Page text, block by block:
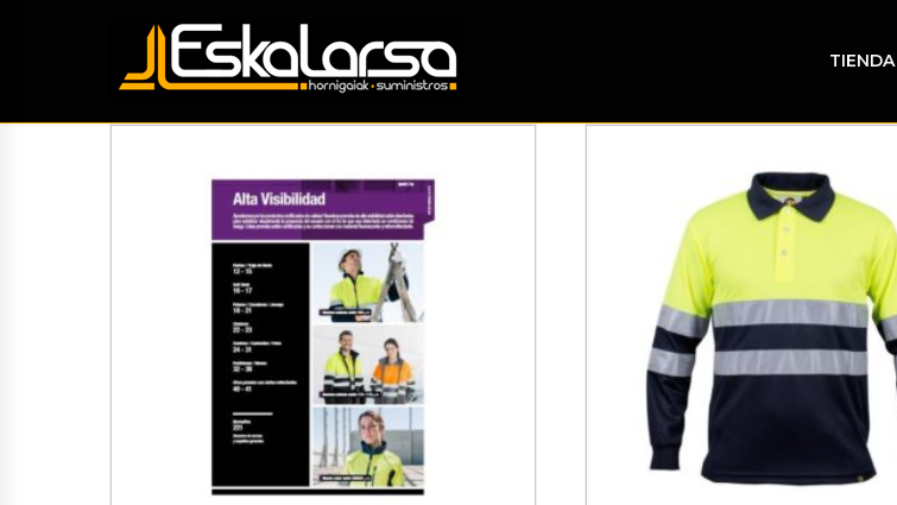
TIENDA